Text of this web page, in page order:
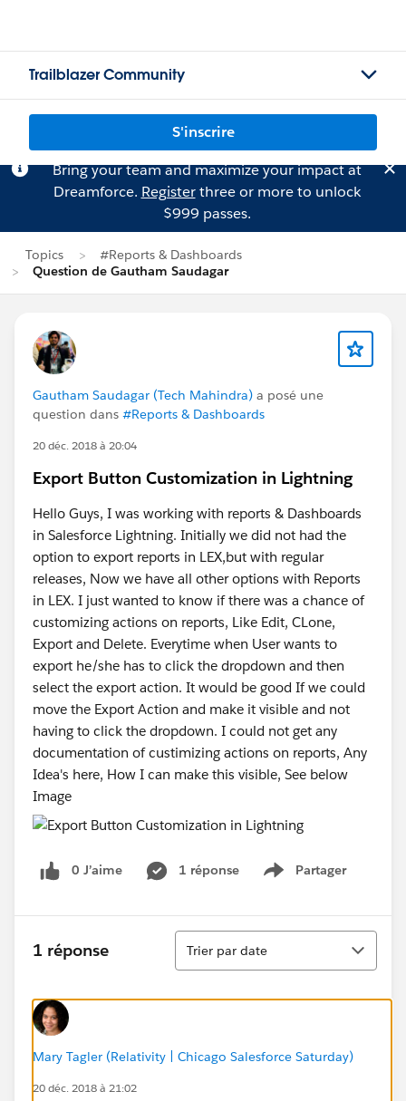
Trailblazer Community
S'inscrire
Bring your team and maximize your impact at
Dreamforce. Registerthree or more to unlock
$999 passes.
Topics
#Reports & Dashboards
Question de Gautham Saudagar
Gautham Saudagar (Tech Mahindra) a posé une
question dans #Reports & Dashboards
20 déc. 2018 à 20:04
Export Button Customization in Lightning
Hello Guys, I was working with reports & Dashboards
in Salesforce Lightning. Initially we did not had the
option to export reports in LEX,but with regular
releases, Now we have all other options with Reports
in LEX. I just wanted to know if there was a chance of
customizing actions on reports, Like Edit, CLone,
Export and Delete. Everytime when User wants to
export he/she has to click the dropdown and then
select the export action. It would be good If we could
move the Export Action and make it visible and not
having to click the dropdown. I could not get any
documentation of custimizing actions on reports, Any
Idea's here, How I can make this visible, See below
Image
0 J’aime 1 réponse Partager
Show menu
1 réponse
Tri
Trier par date
Mary Tagler (Relativity | Chicago Salesforce Saturday)
20 déc. 2018 à 21:02